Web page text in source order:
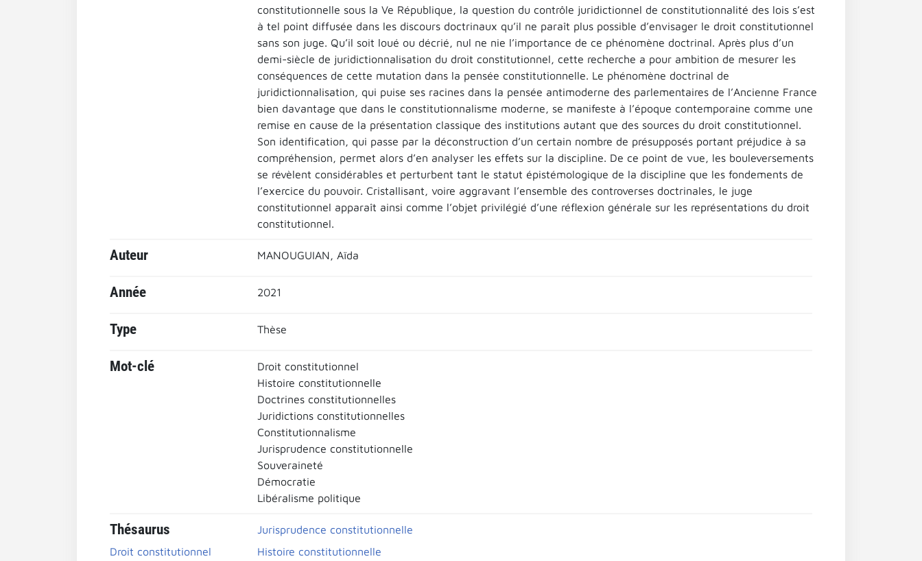
constitutionnelle sous la Ve République, la question du contrôle juridictionnel de constitutionnalité des lois s’est
à tel point diffusée dans les discours doctrinaux qu’il ne paraît plus possible d’envisager le droit constitutionnel
sans son juge. Qu’il soit loué ou décrié, nul ne nie l’importance de ce phénomène doctrinal. Après plus d’un
demi-siècle de juridictionnalisation du droit constitutionnel, cette recherche a pour ambition de mesurer les
conséquences de cette mutation dans la pensée constitutionnelle. Le phénomène doctrinal de
juridictionnalisation, qui puise ses racines dans la pensée antimoderne des parlementaires de l’Ancienne France
bien davantage que dans le constitutionnalisme moderne, se manifeste à l’époque contemporaine comme une
remise en cause de la présentation classique des institutions autant que des sources du droit constitutionnel.
Son identification, qui passe par la déconstruction d’un certain nombre de présupposés portant préjudice à sa
compréhension, permet alors d’en analyser les effets sur la discipline. De ce point de vue, les bouleversements
se révèlent considérables et perturbent tant le statut épistémologique de la discipline que les fondements de
l’exercice du pouvoir. Cristallisant, voire aggravant l’ensemble des controverses doctrinales, le juge
constitutionnel apparaît ainsi comme l’objet privilégié d’une réflexion générale sur les représentations du droit
constitutionnel.
Auteur MANOUGUIAN, Aïda
Année 2021
Type Thèse
Mot-clé
Droit constitutionnel
Histoire constitutionnelle
Doctrines constitutionnelles
Juridictions constitutionnelles
Constitutionnalisme
Jurisprudence constitutionnelle
Souveraineté
Démocratie
Libéralisme politique
Thésaurus
Jurisprudence constitutionnelle
Droit constitutionnel
Histoire constitutionnelle